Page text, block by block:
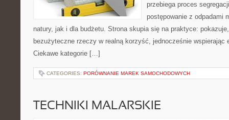
przebiega proces
postępowanie z odpadami
natury, jak i dla budżetu. Strona skupia się na praktyce:
bezużyteczne rzeczy w realną korzyść, jednocześnie wspierając
Ciekawe kategorie […]
CATEGORIES: PORÓWNANIE MAREK SAMOCHODOWYCH
TECHNIKI MALARSKIE